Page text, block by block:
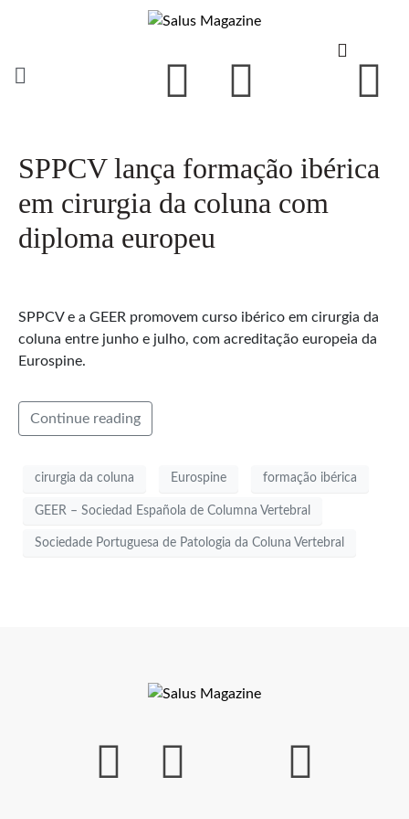
SPPCV lança formação ibérica
em cirurgia da coluna com
diploma europeu
SPPCV e a GEER promovem curso ibérico em cirurgia da
coluna entre junho e julho, com acreditação europeia da
Eurospine.
Continue reading
cirurgia da coluna Eurospine formação ibérica
GEER – Sociedad Española de Columna Vertebral
Sociedade Portuguesa de Patologia da Coluna Vertebral